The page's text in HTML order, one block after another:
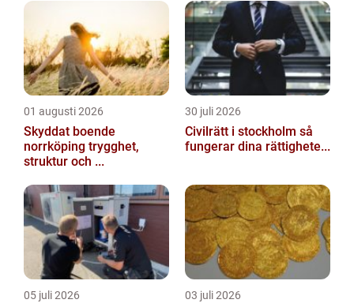
01 augusti 2026
Skyddat boende
norrköping trygghet,
struktur och ...
30 juli 2026
Civilrätt i stockholm så
fungerar dina rättighete...
05 juli 2026 03 juli 2026